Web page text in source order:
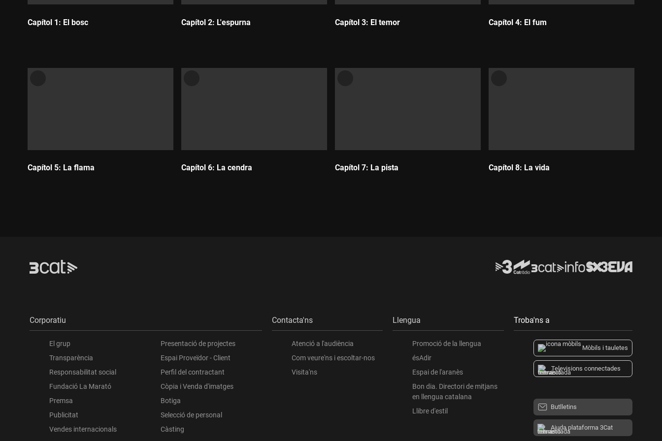
Capítol 1: El bosc Capítol 2: L'espurna Capítol 3: El temor Capítol 4: El fum
Capítol 5: La flama Capítol 6: La cendra Capítol 7: La pista Capítol 8: La vida
Corporatiu
El grup
Transparència
Responsabilitat social
Fundació La Marató
Premsa
Publicitat
Vendes internacionals
Presentació de projectes
Espai Proveïdor - Client
Perfil del contractant
Còpia i Venda d'imatges
Botiga
Selecció de personal
Càsting
Contacta'ns
Atenció a l'audiència
Com veure'ns i escoltar-nos
Visita'ns
Llengua
Promoció de la llengua
ésAdir
Espai de l'aranès
Bon dia. Directori de mitjans
en llengua catalana
Llibre d'estil
Troba'ns a
Mòbils i tauletes
Televisions connectades
Butlletins
Ajuda plataforma 3Cat